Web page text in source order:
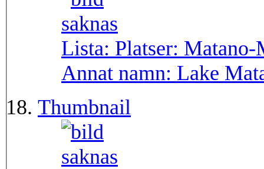
Lista: Platser: Matano-
Annat namn: Lake
Thumbnail